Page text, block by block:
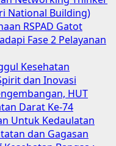
National Building)
RSPAD Gatot
Fase 2 Pelayanan
Kesehatan
dan Inovasi
HUT
Darat Ke-74
Untuk Kedaulatan
dan Gagasan